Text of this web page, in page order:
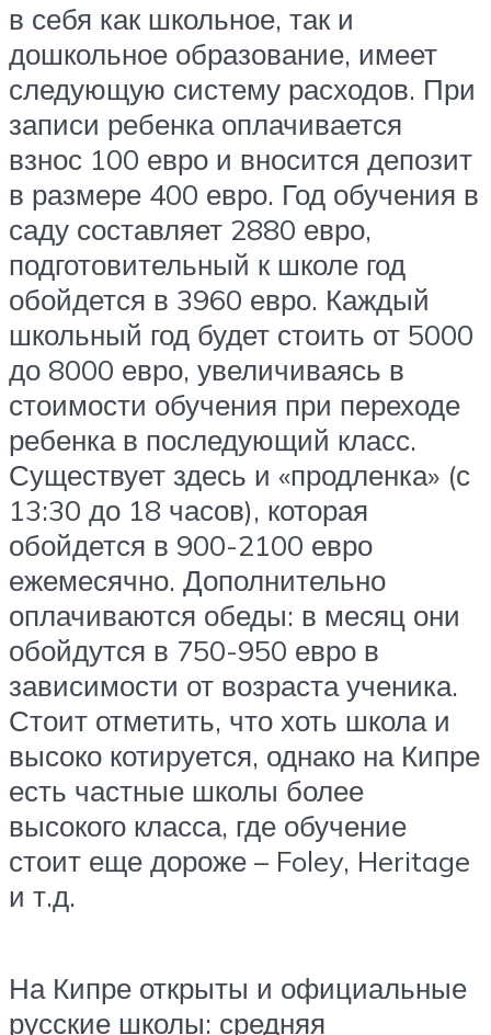
в себя как школьное, так и
дошкольное образование, имеет
следующую систему расходов. При
записи ребенка оплачивается
взнос 100 евро и вносится депозит
в размере 400 евро. Год обучения в
саду составляет 2880 евро,
подготовительный к школе год
обойдется в 3960 евро. Каждый
школьный год будет стоить от 5000
до 8000 евро, увеличиваясь в
стоимости обучения при переходе
ребенка в последующий класс.
Существует здесь и «продленка» (с
13:30 до 18 часов), которая
обойдется в 900-2100 евро
ежемесячно. Дополнительно
оплачиваются обеды: в месяц они
обойдутся в 750-950 евро в
зависимости от возраста ученика.
Стоит отметить, что хоть школа и
высоко котируется, однако на Кипре
есть частные школы более
высокого класса, где обучение
стоит еще дороже – Foley, Heritage
и т.д.
На Кипре открыты и официальные
русские школы: средняя